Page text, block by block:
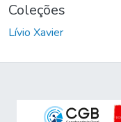
Coleções
Lívio Xavier